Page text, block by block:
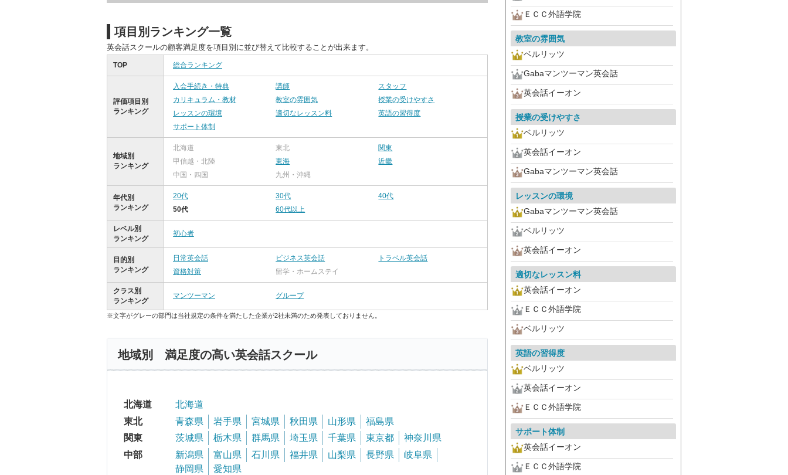
項目別ランキング一覧
英会話スクールの顧客満足度を項目別に並び替えて比較することが出来ます。
TOP 総合ランキング
評価項目別
ランキング
入会手続き・特典 講師
スタッフ
カリキュラム・教材
教室の雰囲気
授業の受けやすさ
レッスンの環境
適切なレッスン料
英語の習得度
サポート体制
地域別
ランキング
北海道 東北
関東
甲信越・北陸
東海
近畿
中国・四国
九州・沖縄
年代別
ランキング
20代 30代
40代
50代
60代以上
レベル別
ランキング
初心者
目的別
ランキング
日常英会話 ビジネス英会話
トラベル英会話
資格対策
留学・ホームステイ
クラス別
ランキング
マンツーマン グループ
※文字がグレーの部門は当社規定の条件を満たした企業が2社未満のため発表しておりません。
地域別 満足度の高い英会話スクール
北海道
北海道
東北
青森県 岩手県 宮城県 秋田県 山形県
福島県
関東
茨城県 栃木県 群馬県 埼玉県 千葉県 東京都
神奈川県
中部
新潟県 富山県 石川県 福井県 山梨県 長野県
岐阜県
静岡県
愛知県
ＥＣＣ外語学院
教室の雰囲気
ベルリッツ
Gabaマンツーマン英会話
英会話イーオン
授業の受けやすさ
ベルリッツ
英会話イーオン
Gabaマンツーマン英会話
レッスンの環境
Gabaマンツーマン英会話
ベルリッツ
英会話イーオン
適切なレッスン料
英会話イーオン
ＥＣＣ外語学院
ベルリッツ
英語の習得度
ベルリッツ
英会話イーオン
ＥＣＣ外語学院
サポート体制
英会話イーオン
ＥＣＣ外語学院